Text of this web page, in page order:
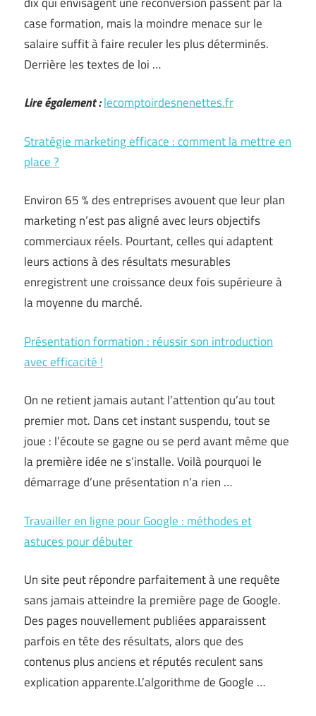
case formation, mais la moindre menace sur le
salaire suffit à faire reculer les plus déterminés.
Derrière les textes de loi …
Lire également :lecomptoirdesnenettes.fr
Stratégie marketing efficace : comment la mettre en
place ?
Environ 65 % des entreprises avouent que leur plan
marketing n’est pas aligné avec leurs objectifs
commerciaux réels. Pourtant, celles qui adaptent
leurs actions à des résultats mesurables
enregistrent une croissance deux fois supérieure à
la moyenne du marché.
Présentation formation : réussir son introduction
avec efficacité !
On ne retient jamais autant l’attention qu’au tout
premier mot. Dans cet instant suspendu, tout se
joue : l’écoute se gagne ou se perd avant même que
la première idée ne s’installe. Voilà pourquoi le
démarrage d’une présentation n’a rien …
Travailler en ligne pour Google : méthodes et
astuces pour débuter
Un site peut répondre parfaitement à une requête
sans jamais atteindre la première page de Google.
Des pages nouvellement publiées apparaissent
parfois en tête des résultats, alors que des
contenus plus anciens et réputés reculent sans
explication apparente.L’algorithme de Google …